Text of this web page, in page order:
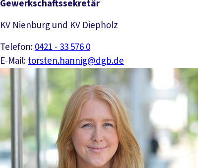
Gewerkschaftssekretär
KV Nienburg und KV Diepholz
Telefon:0421 - 33 576 0
E-Mail:torsten.hannig@dgb.de